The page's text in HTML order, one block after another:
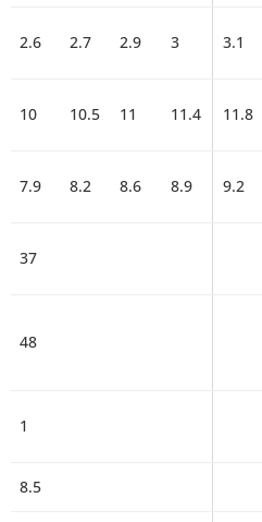
2.6 2.7 2.9 3 3.1
10 10.5 11 11.4 11.8
7.9 8.2 8.6 8.9 9.2
37
48
1
8.5